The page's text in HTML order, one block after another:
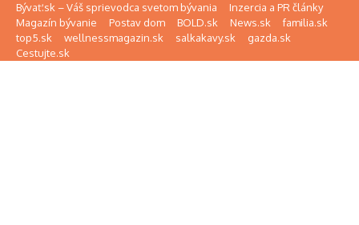
Preskočiť na obsah
Bývať.sk – Váš sprievodca svetom bývania
Inzercia a PR články
Magazín bývanie
Postav dom BOLD.sk News.sk
familia.sk
top5.sk
wellnessmagazin.sk salkakavy.sk
gazda.sk
Cestujte.sk